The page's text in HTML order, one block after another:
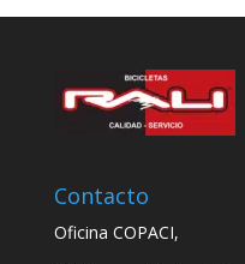
Contacto
Oficina COPACI,